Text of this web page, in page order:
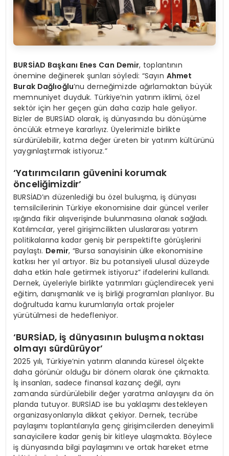
BURSİAD Başkanı Enes Can Demir, toplantının
önemine değinerek şunları söyledi: “Sayın Ahmet
Burak Dağlıoğlu’nu derneğimizde ağırlamaktan büyük
memnuniyet duyduk. Türkiye’nin yatırım iklimi, özel
sektör için her geçen gün daha cazip hale geliyor.
Bizler de BURSİAD olarak, iş dünyasında bu dönüşüme
öncülük etmeye kararlıyız. Üyelerimizle birlikte
sürdürülebilir, katma değer üreten bir yatırım kültürünü
yaygınlaştırmak istiyoruz.”
‘Yatırımcıların güvenini korumak
önceliğimizdir’
BURSİAD’ın düzenlediği bu özel buluşma, iş dünyası
temsilcilerinin Türkiye ekonomisine dair güncel veriler
ışığında fikir alışverişinde bulunmasına olanak sağladı.
Katılımcılar, yerel girişimcilikten uluslararası yatırım
politikalarına kadar geniş bir perspektifte görüşlerini
paylaştı. Demir, “Bursa sanayisinin ülke ekonomisine
katkısı her yıl artıyor. Biz bu potansiyeli ulusal düzeyde
daha etkin hale getirmek istiyoruz” ifadelerini kullandı.
Dernek, üyeleriyle birlikte yatırımları güçlendirecek yeni
eğitim, danışmanlık ve iş birliği programları planlıyor. Bu
doğrultuda kamu kurumlarıyla ortak projeler
yürütülmesi de hedefleniyor.
‘BURSİAD, iş dünyasının buluşma noktası
olmayı sürdürüyor’
2025 yılı, Türkiye’nin yatırım alanında küresel ölçekte
daha görünür olduğu bir dönem olarak öne çıkmakta.
İş insanları, sadece finansal kazanç değil, aynı
zamanda sürdürülebilir değer yaratma anlayışını da ön
planda tutuyor. BURSİAD ise bu yaklaşımı destekleyen
organizasyonlarıyla dikkat çekiyor. Dernek, tecrübe
paylaşımı toplantılarıyla genç girişimcilerden deneyimli
sanayicilere kadar geniş bir kitleye ulaşmakta. Böylece
iş dünyasında bilgi paylaşımını ve ortak hareket etme